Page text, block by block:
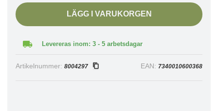
LÄGG I VARUKORGEN
Levereras inom: 3 - 5 arbetsdagar
Artikelnummer: 8004297 EAN: 7340010600368